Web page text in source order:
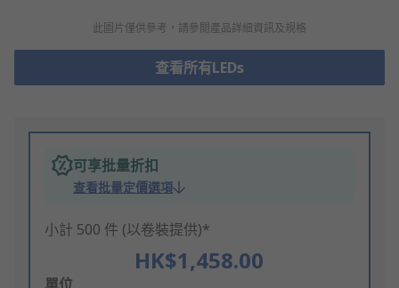
此圖片僅供參考，請參閲產品詳細資訊及規格
查看所有LEDs
可享批量折扣
查看批量定價選項
小計 500 件 (以卷裝提供)*
HK$1,458.00